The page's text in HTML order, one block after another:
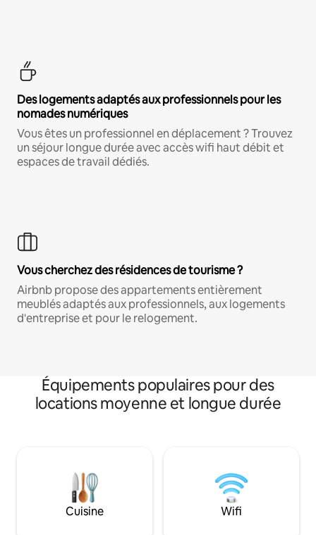
Des logements adaptés aux professionnels pour les
nomades numériques
Vous êtes un professionnel en déplacement ? Trouvez
un séjour longue durée avec accès wifi haut débit et
espaces de travail dédiés.
Vous cherchez des résidences de tourisme ?
Airbnb propose des appartements entièrement
meublés adaptés aux professionnels, aux logements
d'entreprise et pour le relogement.
Équipements populaires pour des
locations moyenne et longue durée
Cuisine Wifi